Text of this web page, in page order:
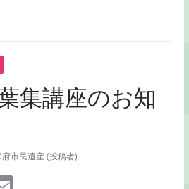
集講座のお知
府市民遺産 (投稿者)